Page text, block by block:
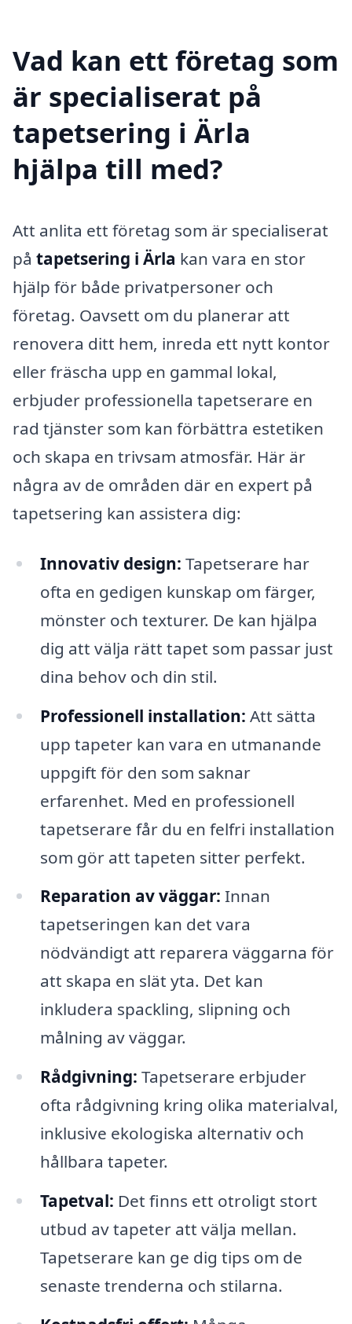
Vad kan ett företag som
är specialiserat på
tapetsering i Ärla
hjälpa till med?
Att anlita ett företag som är specialiserat
på tapetsering i Ärla kan vara en stor
hjälp för både privatpersoner och
företag. Oavsett om du planerar att
renovera ditt hem, inreda ett nytt kontor
eller fräscha upp en gammal lokal,
erbjuder professionella tapetserare en
rad tjänster som kan förbättra estetiken
och skapa en trivsam atmosfär. Här är
några av de områden där en expert på
tapetsering kan assistera dig:
Innovativ design: Tapetserare har
ofta en gedigen kunskap om färger,
mönster och texturer. De kan hjälpa
dig att välja rätt tapet som passar just
dina behov och din stil.
Professionell installation: Att sätta
upp tapeter kan vara en utmanande
uppgift för den som saknar
erfarenhet. Med en professionell
tapetserare får du en felfri installation
som gör att tapeten sitter perfekt.
Reparation av väggar: Innan
tapetseringen kan det vara
nödvändigt att reparera väggarna för
att skapa en slät yta. Det kan
inkludera spackling, slipning och
målning av väggar.
Rådgivning: Tapetserare erbjuder
ofta rådgivning kring olika materialval,
inklusive ekologiska alternativ och
hållbara tapeter.
Tapetval: Det finns ett otroligt stort
utbud av tapeter att välja mellan.
Tapetserare kan ge dig tips om de
senaste trenderna och stilarna.